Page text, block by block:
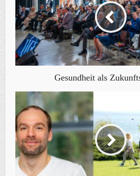
Gesundheit als